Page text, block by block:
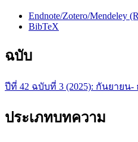
Endnote/Zotero/Mendeley
BibTeX
ฉบับ
ปีที่ 42 ฉบับที่ 3 (2025): กันยายน-
ประเภทบทความ